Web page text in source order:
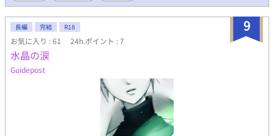
9
長編 完結 R18
お気に入り : 61 24h.ポイント : 7
水晶の涙
Guidepost